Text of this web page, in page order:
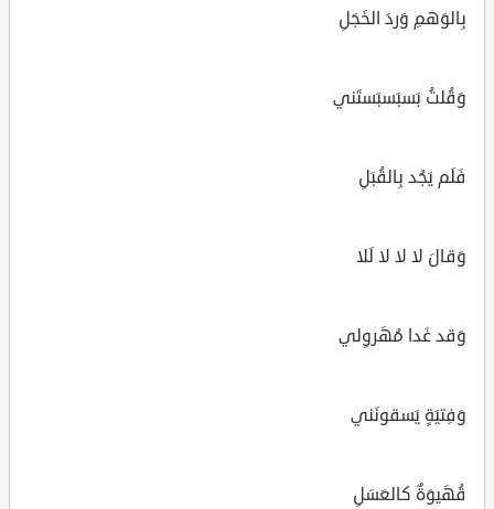
بِالوَهمِ وَردَ الخَجَلِ
وَقُلتُ بَسبَسبَستَني
فَلَم يَجُد بِالقُبَلِ
وَقالَ لا لا لا لَلا
وَقد غَدا مُهَروِلي
وَفِتيَةٍ يَسقونَني
قُهَيوَةٌ كالعَسَلِ